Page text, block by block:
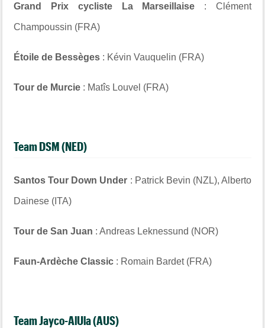
Grand Prix cycliste La Marseillaise : Clément
Champoussin (FRA)
Étoile de Bessèges : Kévin Vauquelin (FRA)
Tour de Murcie : Matîs Louvel (FRA)
Team DSM (NED)
Santos Tour Down Under : Patrick Bevin (NZL), Alberto
Dainese (ITA)
Tour de San Juan : Andreas Leknessund (NOR)
Faun-Ardèche Classic : Romain Bardet (FRA)
Team Jayco-AlUla (AUS)